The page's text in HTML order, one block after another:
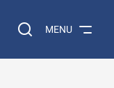
Vyhledávání na
MENU